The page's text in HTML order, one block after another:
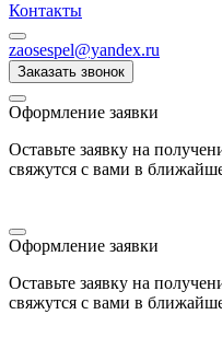
Контакты
zaosespel@yandex.ru
Заказать звонок
Оформление заявки
Оставьте заявку на
свяжутся с вами в
Оформление заявки
Оставьте заявку на
свяжутся с вами в